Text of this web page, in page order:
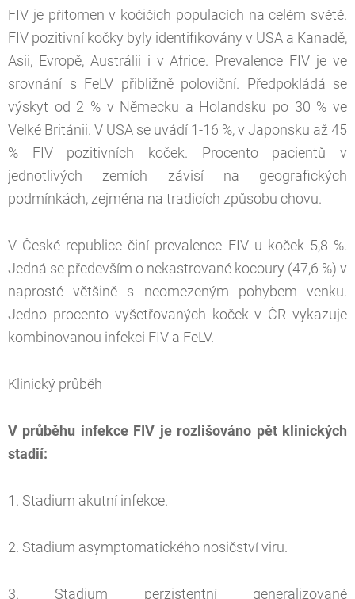
FIV je přítomen v kočičích populacích na celém světě.
FIV pozitivní kočky byly identifikovány v USA a Kanadě,
Asii, Evropě, Austrálii i v Africe. Prevalence FIV je ve
srovnání s FeLV přibližně poloviční. Předpokládá se
výskyt od 2 % v Německu a Holandsku po 30 % ve
Velké Británii. V USA se uvádí 1-16 %, v Japonsku až 45
% FIV pozitivních koček. Procento pacientů v
jednotlivých zemích závisí na geografických
podmínkách, zejména na tradicích způsobu chovu.
V České republice činí prevalence FIV u koček 5,8 %.
Jedná se především o nekastrované kocoury (47,6 %) v
naprosté většině s neomezeným pohybem venku.
Jedno procento vyšetřovaných koček v ČR vykazuje
kombinovanou infekci FIV a FeLV.
Klinický průběh
V průběhu infekce FIV je rozlišováno pět klinických
stadií:
1. Stadium akutní infekce.
2. Stadium asymptomatického nosičství viru.
3. Stadium perzistentní generalizované